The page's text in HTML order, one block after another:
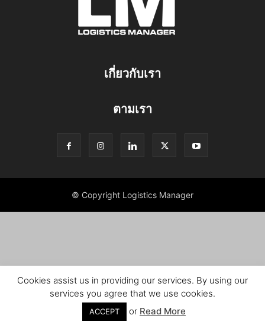
เกี่ยวกับเรา
ตามเรา
© Copyright Logistics Manager
Cookies assist us in providing our services. By using our
services you agree that we use cookies.
ACCEPT or Read More